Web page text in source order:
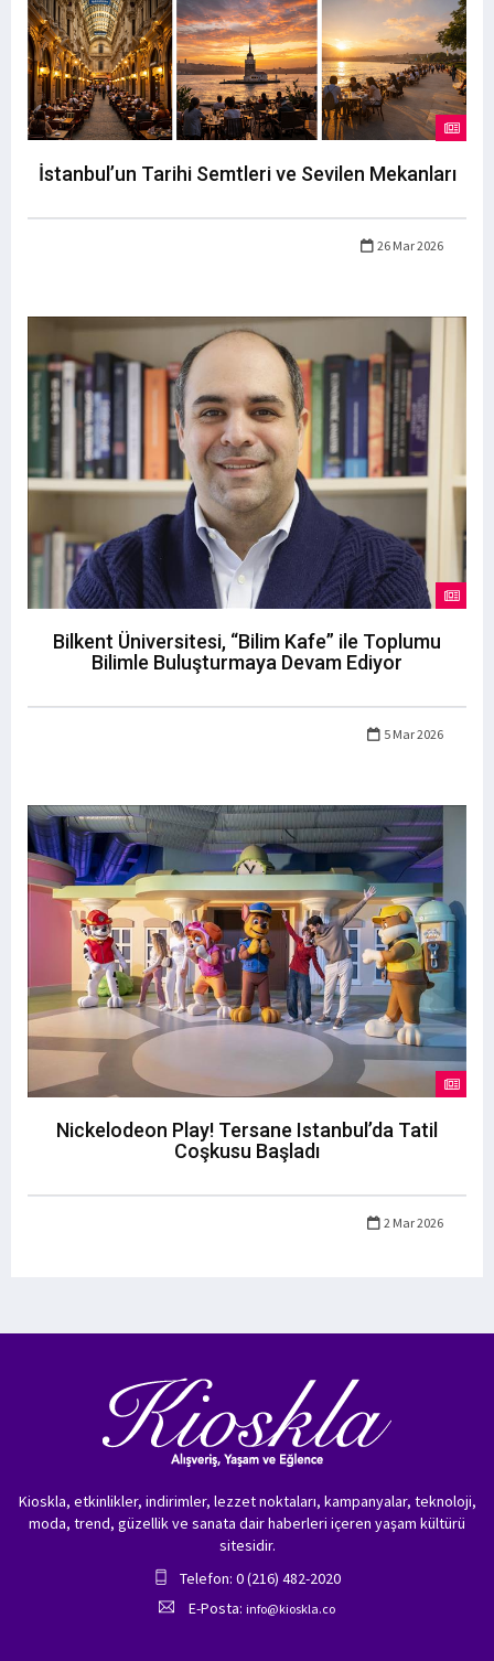
İstanbul’un Tarihi Semtleri ve Sevilen Mekanları
26 Mar 2026
Bilkent Üniversitesi, “Bilim Kafe” ile Toplumu
Bilimle Buluşturmaya Devam Ediyor
5 Mar 2026
Nickelodeon Play! Tersane Istanbul’da Tatil
Coşkusu Başladı
2 Mar 2026
Kioskla, etkinlikler, indirimler, lezzet noktaları, kampanyalar, teknoloji,
moda, trend, güzellik ve sanata dair haberleri içeren yaşam kültürü
sitesidir.
Telefon: 0 (216) 482-2020
E-Posta: info@kioskla.co